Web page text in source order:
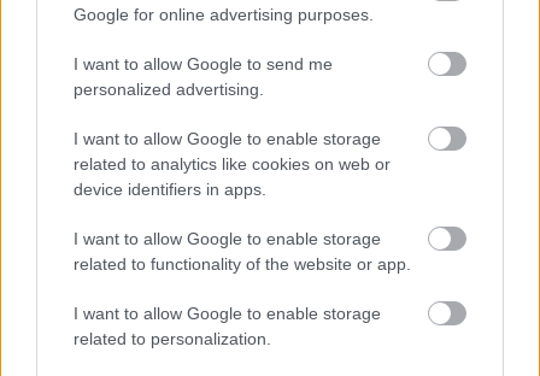
Google for online advertising purposes.
I want to allow Google to send me
personalized advertising.
I want to allow Google to enable storage
related to analytics like cookies on web or
device identifiers in apps.
I want to allow Google to enable storage
related to functionality of the website or app.
I want to allow Google to enable storage
related to personalization.
Δείτε αυτή τη δημοσίευση στο Instagram.